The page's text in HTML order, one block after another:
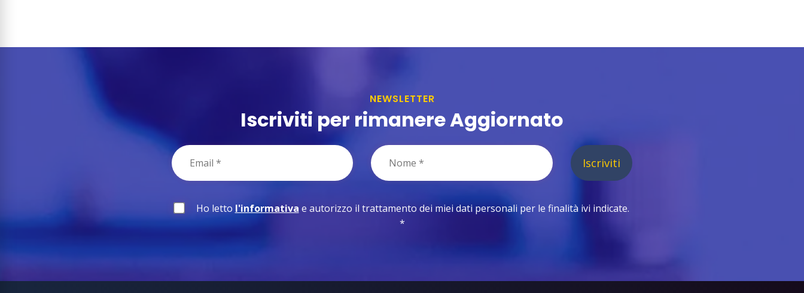
NEWSLETTER
Iscriviti per rimanere Aggiornato
Iscriviti
Ho letto l'informativa e autorizzo il trattamento dei miei dati personali per le finalità ivi indicate.
*